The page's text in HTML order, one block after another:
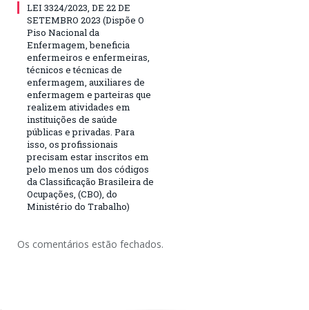
LEI 3324/2023, DE 22 DE
SETEMBRO 2023 (Dispõe O
Piso Nacional da
Enfermagem, beneficia
enfermeiros e enfermeiras,
técnicos e técnicas de
enfermagem, auxiliares de
enfermagem e parteiras que
realizem atividades em
instituições de saúde
públicas e privadas. Para
isso, os profissionais
precisam estar inscritos em
pelo menos um dos códigos
da Classificação Brasileira de
Ocupações, (CBO), do
Ministério do Trabalho)
Os comentários estão fechados.